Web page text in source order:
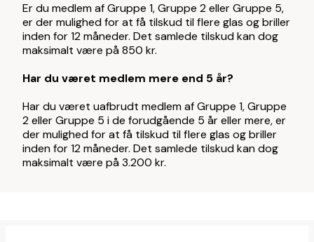
Er du medlem af Gruppe 1, Gruppe 2 eller Gruppe 5,
er der mulighed for at få tilskud til flere glas og briller
inden for 12 måneder. Det samlede tilskud kan dog
maksimalt være på 850 kr.
Har du været medlem mere end 5 år?
Har du været uafbrudt medlem af Gruppe 1, Gruppe
2 eller Gruppe 5 i de forudgående 5 år eller mere, er
der mulighed for at få tilskud til flere glas og briller
inden for 12 måneder. Det samlede tilskud kan dog
maksimalt være på 3.200 kr.